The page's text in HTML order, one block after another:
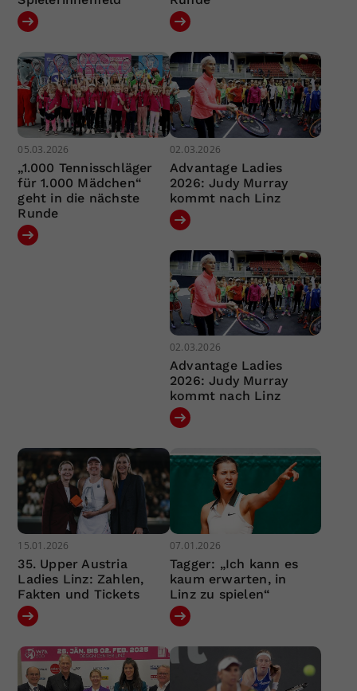
05.03.2026
„1.000 Tennisschläger
für 1.000 Mädchen“
geht in die nächste
Runde
02.03.2026
Advantage Ladies
2026: Judy Murray
kommt nach Linz
02.03.2026
Advantage Ladies
2026: Judy Murray
kommt nach Linz
15.01.2026
35. Upper Austria
Ladies Linz: Zahlen,
Fakten und Tickets
07.01.2026
Tagger: „Ich kann es
kaum erwarten, in
Linz zu spielen“